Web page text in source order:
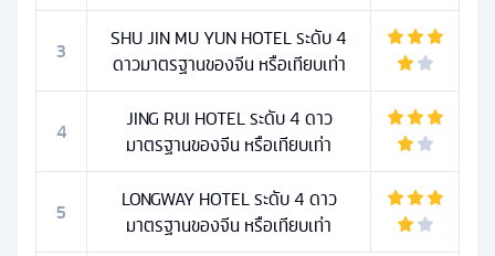
3
SHU JIN MU YUN HOTEL ระดับ 4
ดาวมาตรฐานของจีน หรือเทียบเท่า
4
JING RUI HOTEL ระดับ 4 ดาว
มาตรฐานของจีน หรือเทียบเท่า
5
LONGWAY HOTEL ระดับ 4 ดาว
มาตรฐานของจีน หรือเทียบเท่า